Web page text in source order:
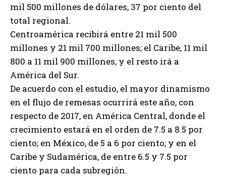
mil 500 millones de dólares, 37 por ciento del
total regional.
Centroamérica recibirá entre 21 mil 500
millones y 21 mil 700 millones; el Caribe, 11 mil
800 a 11 mil 900 millones, y el resto irá a
América del Sur.
De acuerdo con el estudio, el mayor dinamismo
en el flujo de remesas ocurrirá este año, con
respecto de 2017, en América Central, donde el
crecimiento estará en el orden de 7.5 a 8.5 por
ciento; en México, de 5 a 6 por ciento; y en el
Caribe y Sudamérica, de entre 6.5 y 7.5 por
ciento para cada subregión.